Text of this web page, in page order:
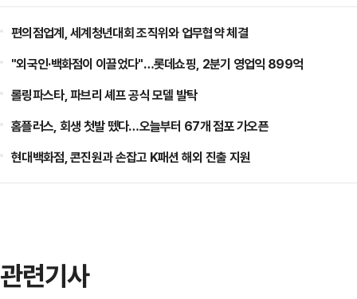
편의점업계, 세계청년대회 조직위와 업무협약 체결
"외국인·백화점이 이끌었다"…롯데쇼핑, 2분기 영업익 899억
롤링파스타, 파브리 셰프 공식 모델 발탁
홈플러스, 회생 첫발 뗐다…오늘부터 67개 점포 가오픈
현대백화점, 콘진원과 손잡고 K패션 해외 진출 지원
관련기사